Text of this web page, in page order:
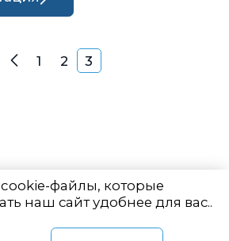
Навигация по
Назад
1 2 3
файлы, которые
наш сайт удобнее для вас..